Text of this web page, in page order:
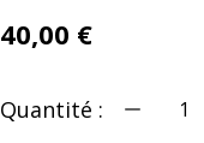
40,00 €
Quantité :